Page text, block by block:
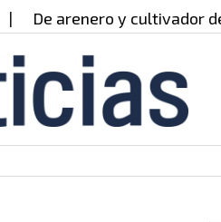
De arenero y cultivador de